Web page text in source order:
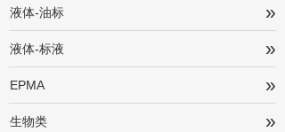
液体-油标 »
液体-标液 »
EPMA »
生物类 »